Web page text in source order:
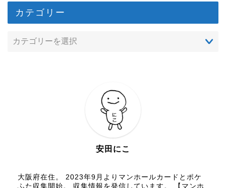
カテゴリー
安田にこ
大阪府在住。 2023年9月よりマンホールカードとポケ
ふた収集開始。 収集情報を発信しています。 【マンホ